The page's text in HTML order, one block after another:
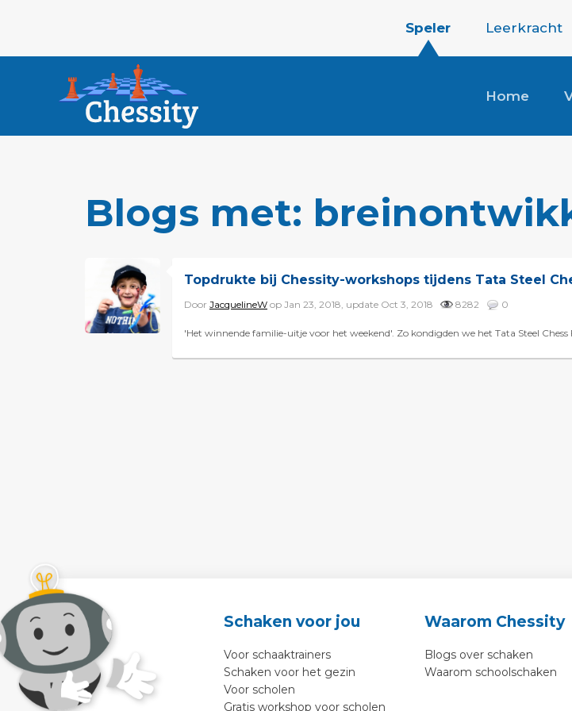
Speler Leerkracht
Home
Blogs met:
Topdrukte bij Chessity-workshops tijdens Tata Steel
Door JacquelineW op Jan 23, 2018, update Oct 3, 2018 8282 0
'Het winnende familie-uitje voor het weekend'. Zo kondigden we het Tata Steel
Schaken voor jou
Voor schaaktrainers
Schaken voor het gezin
Voor scholen
Gratis workshop voor scholen
Waarom Chessity
Blogs over schaken
Waarom schoolschaken